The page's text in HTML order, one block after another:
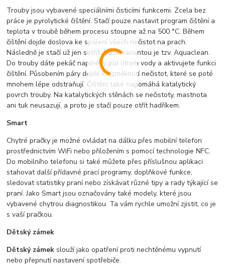
Trouby jsou vybavené speciálními čisticími funkcemi. Zcela bez
práce je pyrolytické čištění. Stačí pouze nastavit program čištění a
teplota v troubě během procesu stoupne až na 500 °C. Během
čištění dojde doslova ke spálení všech nečistot na prach.
Následně je stačí už jen setřít. Další variantou je tzv. Aquaclean.
Do trouby dáte pekáč naplněný půl litrem vody a aktivujete funkci
čištění. Působením páry dojde ke změknutí nečistot, které se poté
mnohem lépe odstraňují. Čištění také napomáhá katalytický
povrch trouby. Na katalytických stěnách se nečistoty, mastnota
ani tuk neusazují, a proto je stačí pouze otřít hadříkem.
Smart
Chytré pračky je možné ovládat na dálku přes mobilní telefon
prostřednictvím WiFi nebo přiložením s pomocí technologie NFC.
Do mobilního telefonu si také můžete přes příslušnou aplikaci
stahovat další přídavné prací programy, doplňkové funkce,
sledovat statistiky praní nebo získávat různé tipy a rady týkající se
praní. Jako Smart jsou označovány také modely, které jsou
vybavené chytrou diagnostikou. Ta vám rychle umožní zjistit, co je
s vaší pračkou.
Dětský zámek
Dětský zámek slouží jako opatření proti nechtěnému vypnutí
nebo přepnutí nastavení spotřebiče.